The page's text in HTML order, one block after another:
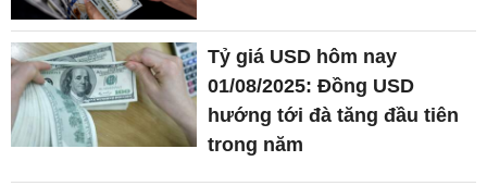
Tỷ giá USD hôm nay
01/08/2025: Đồng USD
hướng tới đà tăng đầu tiên
trong năm